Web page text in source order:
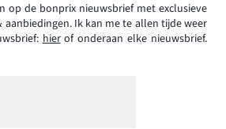
op de bonprix nieuwsbrief met exclusieve
aanbiedingen. Ik kan me te allen tijde weer
hierof onderaan elke nieuwsbrief.